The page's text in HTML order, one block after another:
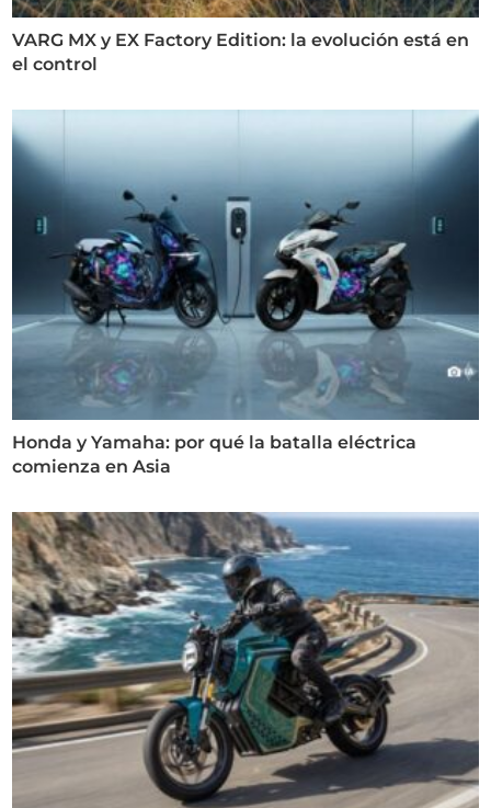
VARG MX y EX Factory Edition: la evolución está en
el control
Honda y Yamaha: por qué la batalla eléctrica
comienza en Asia